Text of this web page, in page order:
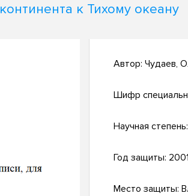
континента к Тихому океану
Автор: Чудаев,
Шифр
Научная степень:
Год защиты: 2001
Место защиты: